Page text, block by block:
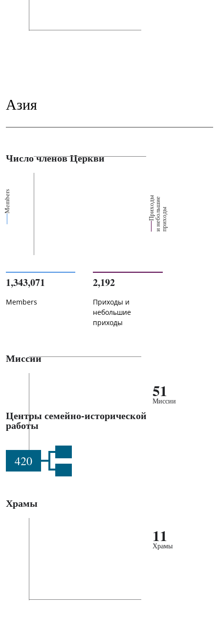
Азия
Число членов Церкви
Members П
р
их
о
д
ы
и
н
е
б
о
ль
ш
ие
п
р
и
х
о
ды
1,343,071
Members
2,192
Приходы и
небольшие
приходы
Миссии
51
Миссии
Центры семейно-исторической
работы
420
Храмы
11
Храмы